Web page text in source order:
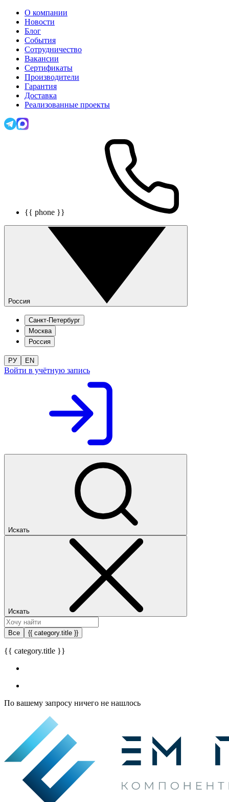
О компании
Новости
Блог
События
Сотрудничество
Вакансии
Сертификаты
Производители
Гарантия
Доставка
Реализованные проекты
{{ phone }}
Россия
Санкт-Петербург
Москва
Россия
РУ EN
Войти в учётную запись
Искать
Искать
Все {{ category.title }}
{{ category.title }}
По вашему запросу ничего не нашлось